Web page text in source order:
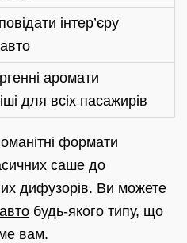
інтер’єру
аромати
для всіх пасажирів
формати
саше до
дифузорів. Ви можете
будь-якого типу, що
вам.